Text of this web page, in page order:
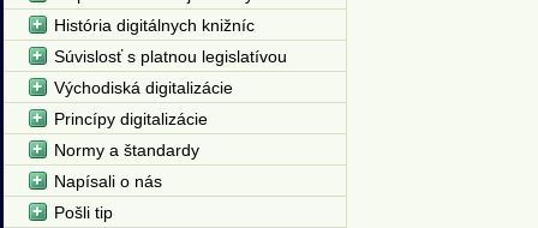
História digitálnych knižníc
Súvislosť s platnou legislatívou
Východiská digitalizácie
Princípy digitalizácie
Normy a štandardy
Napísali o nás
Pošli tip